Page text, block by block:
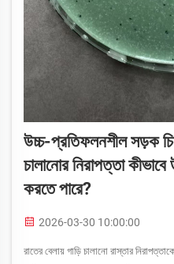
উচ্চ-প্রতিফলনশীল সড়ক
চালানোর নিরাপত্তা
করতে পারে?
2026-03-30 10:00:00
রাতের বেলায় গাড়ি চালানো রাস্তার